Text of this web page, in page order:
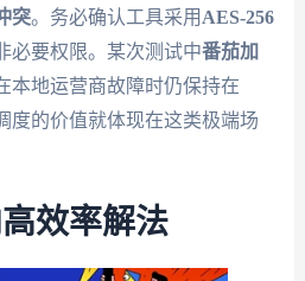
突。务必确认工具采用 AES-256
必要权限。某次测试中番茄加
本地运营商故障时仍保持在
度的价值就体现在这类极端场
效率解法